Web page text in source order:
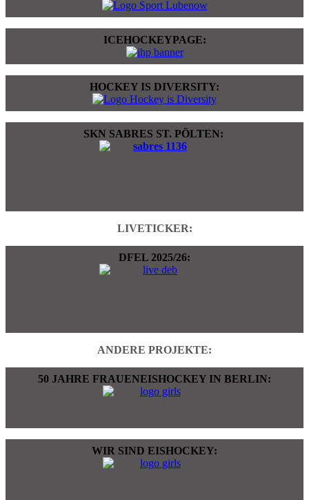
ICEHOCKEYPAGE:
HOCKEY IS DIVERSITY:
SKN SABRES ST. PÖLTEN:
LIVETICKER:
DFEL 2025/26:
ANDERE PROJEKTE:
50 JAHRE FRAUENEISHOCKEY IN BERLIN:
WIR SIND EISHOCKEY: